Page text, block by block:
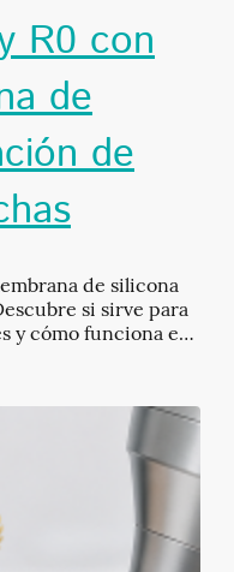
R0 con
de
de
de silicona
si sirve para
y cómo funciona en